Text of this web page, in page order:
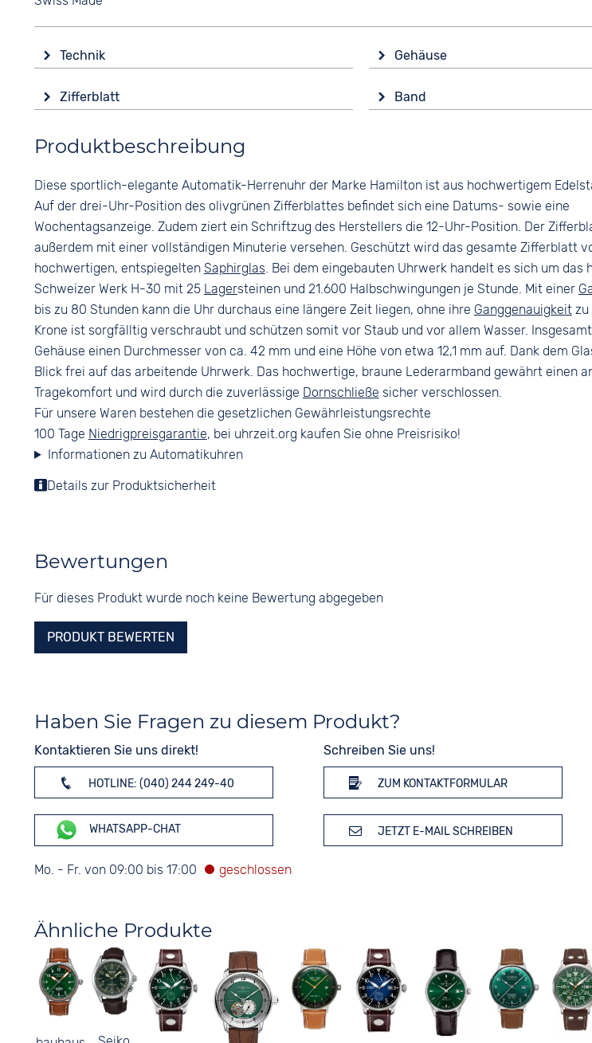
Technik
Automatik
Datumsanzeige
Wochentagsanzeige
10 bar
Gehäuse
Saphirglas
Material
Edelstahl
Farbe
Silber
Zifferblatt
Analog
Grün
Ziffern
Arabisch
Band
Leder
Bandschließe
Dornschließe
Produktbeschreibung
Diese sportlich-elegante Automatik-Herrenuhr der Marke Hamilton ist aus hochwertigem
Auf der drei-Uhr-Position des olivgrünen Zifferblattes befindet sich eine Datums- sowie eine
Wochentagsanzeige. Zudem ziert ein Schriftzug des Herstellers die 12-Uhr-Position. Der
außerdem mit einer vollständigen Minuterie versehen. Geschützt wird das gesamte Zifferblatt
hochwertigen, entspiegelten Saphirglas. Bei dem eingebauten Uhrwerk handelt es sich um das
Schweizer Werk H-30 mit 25 Lagersteinen und 21.600 Halbschwingungen je Stunde. Mit einer
bis zu 80 Stunden kann die Uhr durchaus eine längere Zeit liegen, ohne ihre Ganggenauigkeitzu
Krone ist sorgfälltig verschraubt und schützen somit vor Staub und vor allem Wasser.
Gehäuse einen Durchmesser von ca. 42 mm und eine Höhe von etwa 12,1 mm auf. Dank dem
Blick frei auf das arbeitende Uhrwerk. Das hochwertige, braune Lederarmband gewährt einen
Tragekomfort und wird durch die zuverlässige Dornschließe sicher verschlossen.
Für unsere Waren bestehen die gesetzlichen Gewährleistungsrechte
100 Tage Niedrigpreisgarantie, bei uhrzeit.org kaufen Sie ohne Preisrisiko!
Informationen zu Automatikuhren
Details zur Produktsicherheit
Bewertungen
Für dieses Produkt wurde noch keine Bewertung abgegeben
PRODUKT BEWERTEN
Haben Sie Fragen zu diesem Produkt?
Kontaktieren Sie uns direkt!
HOTLINE: (040) 244 249-40
WHATSAPP-CHAT
Mo. - Fr. von 09:00 bis 17:00
Schreiben Sie uns!
ZUM KONTAKTFORMULAR
JETZT E-MAIL SCHREIBEN
Ähnliche Produkte